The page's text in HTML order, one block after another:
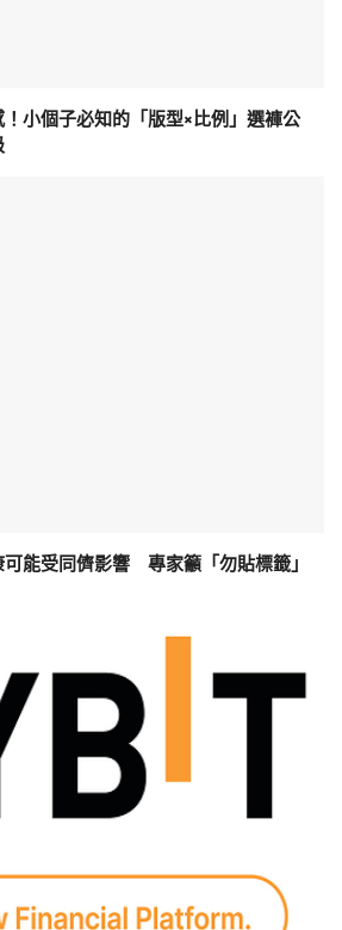
小個子必知的「版型×比例」選褲公
能受同儕影響 專家籲「勿貼標籤」